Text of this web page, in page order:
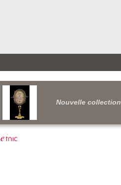
Nouvelle collection